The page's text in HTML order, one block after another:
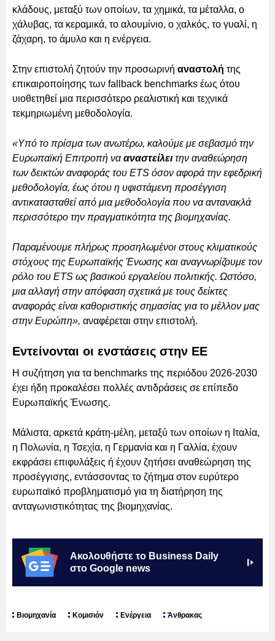
κλάδους, μεταξύ των οποίων, τα χημικά, τα μέταλλα, ο
χάλυβας, τα κεραμικά, το αλουμίνιο, ο χαλκός, το γυαλί, η
ζάχαρη, το άμυλο και η ενέργεια.
Στην επιστολή ζητούν την προσωρινή αναστολή της
επικαιροποίησης των fallback benchmarks έως ότου
υιοθετηθεί μια περισσότερο ρεαλιστική και τεχνικά
τεκμηριωμένη μεθοδολογία.
«Υπό το πρίσμα των ανωτέρω, καλούμε με σεβασμό την
Ευρωπαϊκή Επιτροπή νααναστείλει την αναθεώρηση
των δεικτών αναφοράς του ETS όσον αφορά την εφεδρική
μεθοδολογία, έως ότου η υφιστάμενη προσέγγιση
αντικατασταθεί από μια μεθοδολογία που να αντανακλά
περισσότερο την πραγματικότητα της βιομηχανίας.
Παραμένουμε πλήρως προσηλωμένοι στους κλιματικούς
στόχους της Ευρωπαϊκής Ένωσης και αναγνωρίζουμε τον
ρόλο του ETS ως βασικού εργαλείου πολιτικής. Ωστόσο,
μια αλλαγή στην απόφαση σχετικά με τους δείκτες
αναφοράς είναι καθοριστικής σημασίας για το μέλλον μας
στην Ευρώπη», αναφέρεται στην επιστολή.
Εντείνονται οι ενστάσεις στην ΕΕ
Η συζήτηση για τα benchmarks της περιόδου 2026-2030
έχει ήδη προκαλέσει πολλές αντιδράσεις σε επίπεδο
Ευρωπαϊκής Ένωσης.
Μάλιστα, αρκετά κράτη-μέλη, μεταξύ των οποίων η Ιταλία,
η Πολωνία, η Τσεχία, η Γερμανία και η Γαλλία, έχουν
εκφράσει επιφυλάξεις ή έχουν ζητήσει αναθεώρηση της
προσέγγισης, εντάσσοντας το ζήτημα στον ευρύτερο
ευρωπαϊκό προβληματισμό για τη διατήρηση της
ανταγωνιστικότητας της βιομηχανίας.
Ακολουθήστε το Business Daily
στο Google news
Βιομηχανία Κομισιόν Ενέργεια Άνθρακας